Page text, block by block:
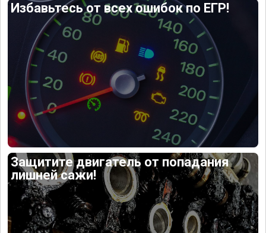
Избавьтесь от всех ошибок по ЕГР!
Защитите двигатель от попадания
лишней сажи!